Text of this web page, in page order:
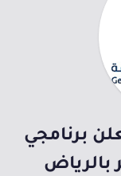
برنامجي
بالرياض